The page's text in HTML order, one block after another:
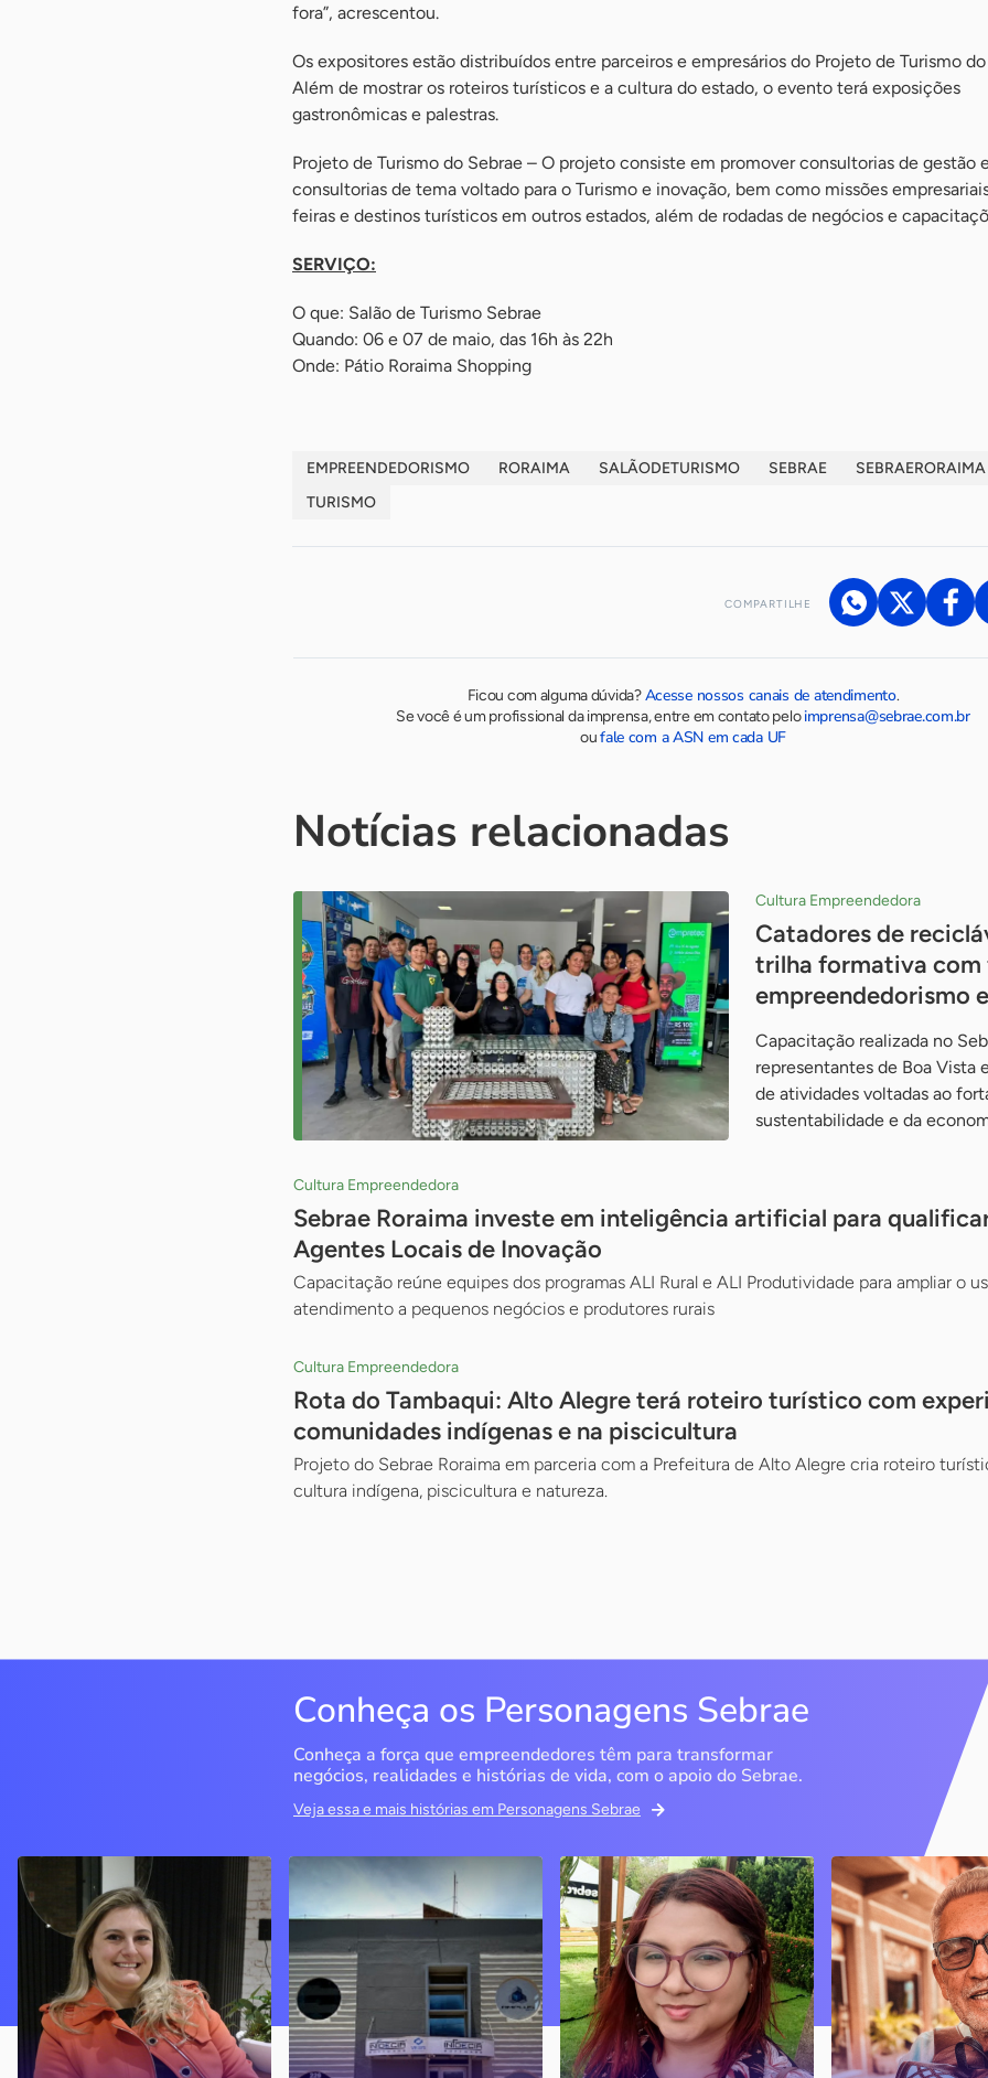
fora”, acrescentou.
Os expositores estão distribuídos entre parceiros e empresários do Projeto de Turismo do
Além de mostrar os roteiros turísticos e a cultura do estado, o evento terá exposições
gastronômicas e palestras.
Projeto de Turismo do Sebrae – O projeto consiste em promover consultorias de gestão
consultorias de tema voltado para o Turismo e inovação, bem como missões
feiras e destinos turísticos em outros estados, além de rodadas de negócios e
SERVIÇO:
O que: Salão de Turismo Sebrae
Quando: 06 e 07 de maio, das 16h às 22h
Onde: Pátio Roraima Shopping
EMPREENDEDORISMO RORAIMA SALÃODETURISMO SEBRAE
SEBRAERORAIMA
TURISMO
COMPARTILHE
Ficou com alguma dúvida?Acesse nossos canais de atendimento.
Se você é um profissional da imprensa, entre em contato peloimprensa@sebrae.com.br
oufale com a ASN em cada UF
Notícias relacionadas
Cultura Empreendedora
Catadores de
trilha formativa com
empreendedorismo
Capacitação realizada no
representantes de Boa Vista
de atividades voltadas ao
sustentabilidade e da
Cultura Empreendedora
Sebrae Roraima investe em inteligência artificial para
Agentes Locais de Inovação
Capacitação reúne equipes dos programas ALI Rural e ALI Produtividade para ampliar o
atendimento a pequenos negócios e produtores rurais
Cultura Empreendedora
Rota do Tambaqui: Alto Alegre terá roteiro turístico com
comunidades indígenas e na piscicultura
Projeto do Sebrae Roraima em parceria com a Prefeitura de Alto Alegre cria roteiro
cultura indígena, piscicultura e natureza.
Conheça os Personagens Sebrae
Conheça a força que empreendedores têm para transformar
negócios, realidades e histórias de vida, com o apoio do Sebrae.
Veja essa e mais histórias em Personagens Sebrae
Delucci
Bento Gonçalves / RS
Sem saber muito sobre
empreendedorismo, o casal
contou com o Sebrae para
aprender tudo sobre o
assunto, colocar o negócio
nos eixos e ainda abrir uma
nova empresa
Infoecia Software
Ltda
Londrina / PR
Com mais de 20 anos de
mercado, o empresário
contou com o Sebrae para o
crescimento do negócio
Memória Ancestral
São Luís / MA
Ao lado da irmã e com o
apoio do Sebrae, a Memória
Ancestral utiliza inteligência
artificial com o objetivo de
melhorar a qualidade de vida
de pessoas com a doença
Espedito
Nova Olinda / CE
Peças criadas
cearense já foram
apresentadas em
novelas, desfiles
até em exposições
internacionais